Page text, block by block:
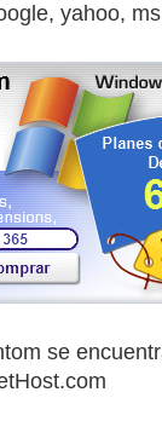
yahoo,
se